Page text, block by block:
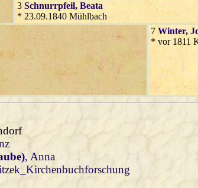
3 Schnurrpfeil, Beata
* 23.09.1840 Mühlbach
7 Winter,
* vor 1811
, Anna